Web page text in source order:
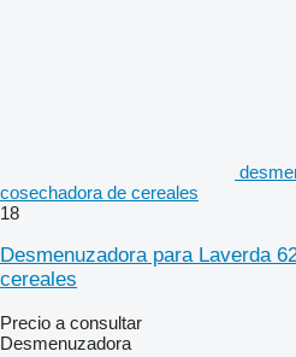
cosechadora de cereales
18
Desmenuzadora para Laverda
cereales
Precio a consultar
Desmenuzadora